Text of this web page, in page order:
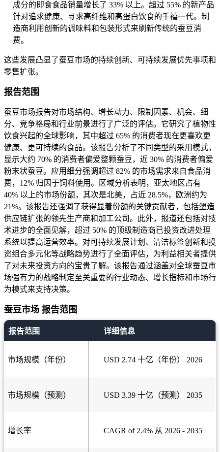
成分的即食食品销量增长了 33% 以上。超过 55% 的新产品
针对追求健康、寻求高纤维和高蛋白饮食的千禧一代。制
造商利用创新的调味料和包装形式来刷新传统的蚕豆消
费。
这些发展凸显了蚕豆市场的持续创新、可持续发展优先事项和
零售扩张。
报告范围
蚕豆市场报告对市场结构、增长动力、限制因素、机会、细
分、竞争格局和行业前景进行了广泛的评估。它研究了植物性
饮食兴起的全球影响，其中超过 65% 的消费者现在更喜欢更
健康、更可持续的食品。该报告分析了不同类型的采用模式，
显示大约 70% 的消费者偏爱整颗蚕豆，近 30% 的消费者偏爱
粉末状蚕豆。应用细分强调超过 82% 的市场需求来自食品消
费，12% 归因于饲料使用。区域分析表明，亚太地区占有
40% 以上的市场份额，其次是北美，占近 28.5%，欧洲约为
21%。该报告还强调了获得显着份额的关键贡献者，包括塑造
供应链扩张的领先生产商和加工公司。此外，报道还包括对技
术进步的全面见解，超过 50% 的顶级制造商已投资改进处理
系统以提高运营效率。对可持续发展计划、清洁标签创新和投
资组合多元化等战略趋势进行了全面评估，为利益相关者提供
了对未来投资方向的宝贵了解。该报告通过涵盖对全球蚕豆市
场强有力的战略制定至关重要的行业动态、增长指标和市场行
为模式来支持决策。
蚕豆市场 报告范围
报告范围 详细信息
市场规模（年份） USD 2.74 十亿（年份） 2026
市场规模（预测） USD 3.39 十亿（预测） 2035
增长率 CAGR of 2.4% 从 2026 - 2035